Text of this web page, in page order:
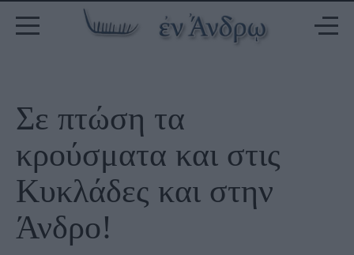
Σε πτώση τα
κρούσματα και στις
Κυκλάδες και στην
Άνδρο!